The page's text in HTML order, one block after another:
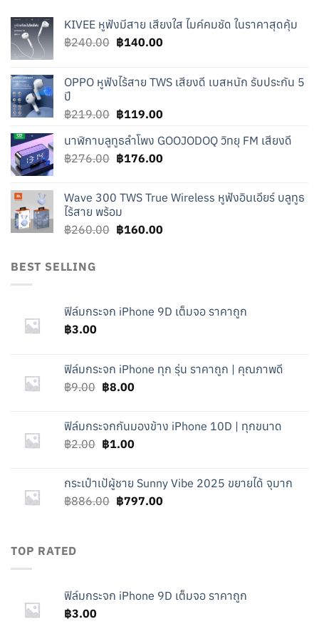
KIVEE หูฟังมีสาย เสียงใส ไมค์คมชัด ในราคาสุดคุ้ม
฿240.00 Original
฿240.00.
฿140.00Current
฿140.00.
OPPO หูฟังไร้สาย TWS เสียงดี เบสหนัก รับประกัน 5
ปี
฿219.00 Original
was:
฿219.00.
฿119.00Current
is:
฿119.00.
นาฬิกาบลูทูธลำโพง GOOJODOQ วิทยุ FM เสียงดี
฿276.00 Original
฿276.00.
฿176.00Current
฿176.00.
Wave 300 TWS True Wireless หูฟังอินเอียร์ บลูทูธ
ไร้สาย พร้อม
฿260.00 Original
฿160.00Current
BEST SELLING
ฟิล์มกระจก iPhone 9D เต็มจอ ราคาถูก
฿3.00
ฟิล์มกระจก iPhone ทุก รุ่น ราคาถูก | คุณภาพดี
฿9.00 Original
฿9.00.
฿8.00Current
฿8.00.
ฟิล์มกระจกกันมองข้าง iPhone 10D | ทุกขนาด
฿2.00 Original
฿2.00.
฿1.00Current
฿1.00.
กระเป๋าเป้ผู้ชาย Sunny Vibe 2025 ขยายได้ จุมาก
฿886.00 Original
฿797.00Current
TOP RATED
ฟิล์มกระจก iPhone 9D เต็มจอ ราคาถูก
฿3.00